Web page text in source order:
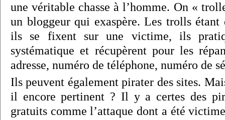
une véritable chasse à l’homme. On «
un bloggeur qui exaspère. Les trolls étant
ils se fixent sur une victime, ils
systématique et récupèrent pour les
adresse, numéro de téléphone, numéro de
Ils peuvent également pirater des sites.
il encore pertinent ? Il y a certes des
gratuits comme l’attaque dont a été